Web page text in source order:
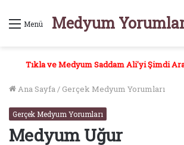
Menü Medyum
Tıkla ve Medyum Saddam Ali'yi Şimdi
Ana Sayfa/ Gerçek Medyum Yorumları
Gerçek Medyum Yorumları
Medyum Uğur